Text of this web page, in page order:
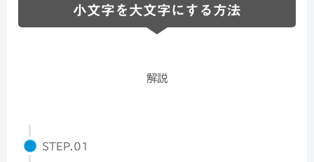
小文字を大文字にする方法
解説
STEP.01